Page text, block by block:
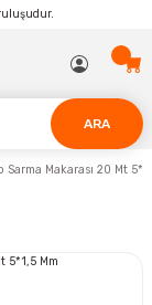
ARA
Sarma Makarası 20 Mt